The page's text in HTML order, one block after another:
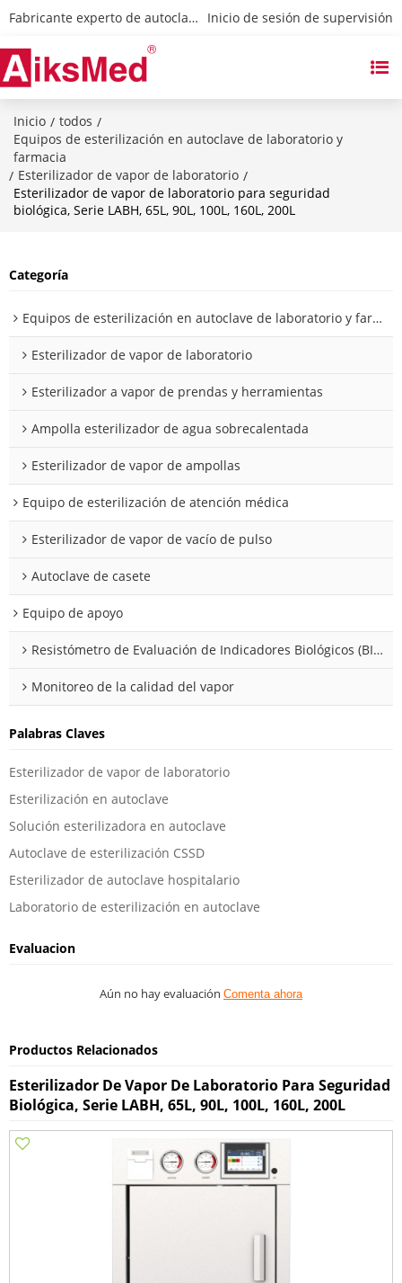
Fabricante experto de autoclaves y esterilizadores Inicio de sesión de supervisión
Inicio / todos /
Equipos de esterilización en autoclave de laboratorio y
farmacia
/ Esterilizador de vapor de laboratorio /
Esterilizador de vapor de laboratorio para seguridad
biológica, Serie LABH, 65L, 90L, 100L, 160L, 200L
Esterilizador De Vapor De Laboratorio Para Seguridad
Biológica, Serie LABH, 65L, 90L, 100L, 160L, 200L
Categoría
Equipos de esterilización en autoclave de laboratorio y farmacia
Esterilizador de vapor de laboratorio
Esterilizador a vapor de prendas y herramientas
Ampolla esterilizador de agua sobrecalentada
Esterilizador de vapor de ampollas
Equipo de esterilización de atención médica
Esterilizador de vapor de vacío de pulso
Autoclave de casete
Equipo de apoyo
Resistómetro de Evaluación de Indicadores Biológicos (BIER/CIER)
Monitoreo de la calidad del vapor
Palabras Claves
Esterilizador de vapor de laboratorio
Esterilización en autoclave
Solución esterilizadora en autoclave
Autoclave de esterilización CSSD
Esterilizador de autoclave hospitalario
Laboratorio de esterilización en autoclave
Evaluacion
Aún no hay evaluación Comenta ahora
Productos Relacionados